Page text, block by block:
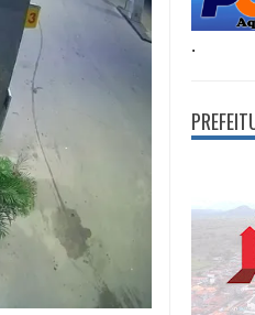
.